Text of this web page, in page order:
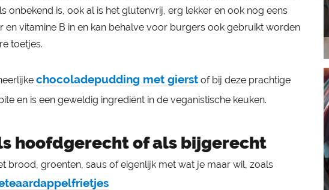
onbekend is, ook al is het glutenvrij, erg lekker en ook nog eens
en vitamine B in en kan behalve voor burgers ook gebruikt worden
toetjes.
chocoladepudding met gierst of bij deze prachtige
en is een geweldig ingrediënt in de veganistische keuken.
hoofdgerecht of als bijgerecht
brood, groenten, saus of eigenlijk met wat je maar wil, zoals